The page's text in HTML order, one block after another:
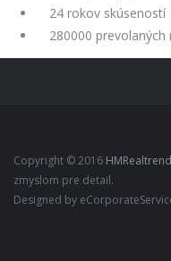
24 rokov skúseností
280000 prevolaných
Copyright © 2016 HMRealtrend
zmyslom pre detail.
Designed by